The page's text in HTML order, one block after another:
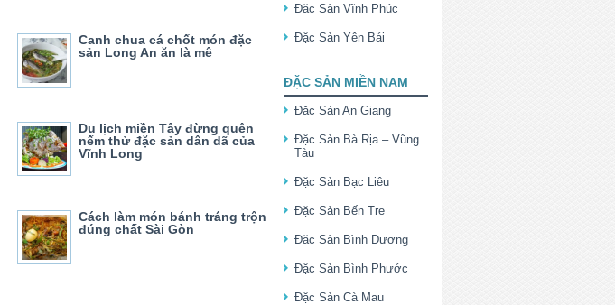
Canh chua cá chốt món đặc
sản Long An ăn là mê
Du lịch miền Tây đừng quên
nếm thử đặc sản dân dã của
Vĩnh Long
Cách làm món bánh tráng trộn
đúng chất Sài Gòn
Đặc Sản Vĩnh Phúc
Đặc Sản Yên Bái
ĐẶC SẢN MIỀN NAM
Đặc Sản An Giang
Đặc Sản Bà Rịa – Vũng
Tàu
Đặc Sản Bạc Liêu
Đặc Sản Bến Tre
Đặc Sản Bình Dương
Đặc Sản Bình Phước
Đặc Sản Cà Mau